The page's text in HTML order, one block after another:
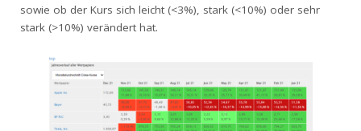
sowie ob der Kurs sich leicht (<3%), stark (<10%) oder sehr
stark (>10%) verändert hat.